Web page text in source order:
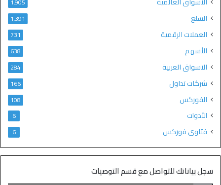
1٬905
السلع 1٬391
العملات الرقمية 731
الأسهم 638
الاسواق العربية 284
شركات تداول 166
الفوركس 108
الأدوات 6
فتاوى فوركس 6
سجل بياناتك للتواصل مع قسم التوصيات